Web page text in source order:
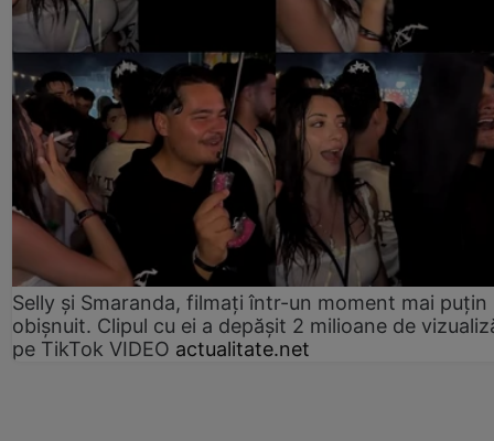
Selly și Smaranda, filmați într-un moment mai puțin
obișnuit. Clipul cu ei a depășit 2 milioane de
pe TikTok VIDEO actualitate.net